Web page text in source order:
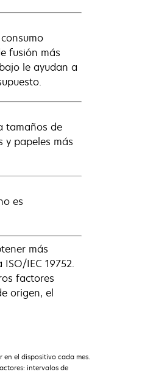
fusión más
le ayudan a
tamaños de
y papeles más
es
más
IEC 19752.
factores
origen, el
en el dispositivo cada mes.
intervalos de